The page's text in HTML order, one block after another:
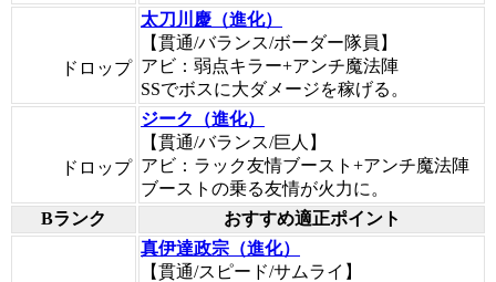
ドロップ
太刀川慶（進化）
【貫通/バランス/ボーダー隊員】
アビ：弱点キラー+アンチ魔法陣
SSでボスに大ダメージを稼げる。
ドロップ
ジーク（進化）
【貫通/バランス/巨人】
アビ：ラック友情ブースト+アンチ魔法陣
ブーストの乗る友情が火力に。
Bランク
おすすめ適正ポイント
真伊達政宗（進化）
【貫通/スピード/サムライ】